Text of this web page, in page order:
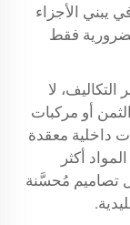
يبني الأجزاء
فقط
لا
أو مركبات
داخلية معقدة
أكثر
تصاميم مُحسَّنة